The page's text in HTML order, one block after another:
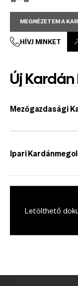
MEGNÉZETEM A
HÍVJ MINKET
Új
Mezőgazdasági
Ipari
Letölthető